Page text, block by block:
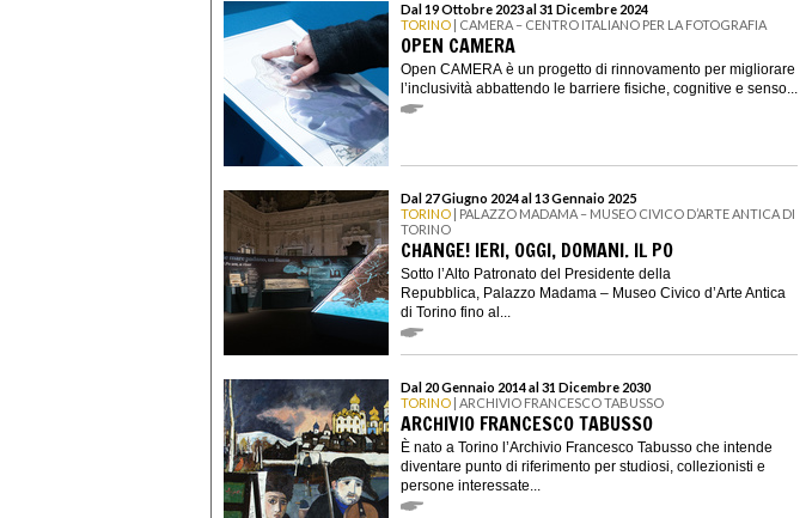
Dal 19 Ottobre 2023 al 31 Dicembre 2024
TORINO | CAMERA – CENTRO ITALIANO PER LA FOTOGRAFIA
OPEN CAMERA
Open CAMERA è un progetto di rinnovamento per migliorare
l’inclusività abbattendo le barriere fisiche, cognitive e senso...
Dal 27 Giugno 2024 al 13 Gennaio 2025
TORINO | PALAZZO MADAMA – MUSEO CIVICO D’ARTE ANTICA DI
TORINO
CHANGE! IERI, OGGI, DOMANI. IL PO
Sotto l’Alto Patronato del Presidente della
Repubblica, Palazzo Madama – Museo Civico d’Arte Antica
di Torino fino al...
Dal 20 Gennaio 2014 al 31 Dicembre 2030
TORINO | ARCHIVIO FRANCESCO TABUSSO
ARCHIVIO FRANCESCO TABUSSO
È nato a Torino l’Archivio Francesco Tabusso che intende
diventare punto di riferimento per studiosi, collezionisti e
persone interessate...